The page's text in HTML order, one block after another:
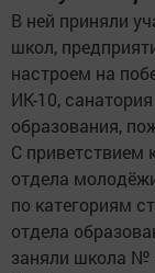
В ней приняли
школ,
настроем на
ИК-10,
образования,
С приветствием
отдела
по категориям
отдела
заняли школа №